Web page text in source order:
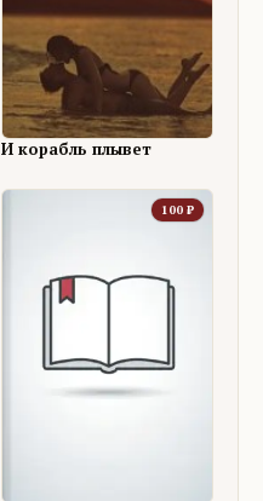
И корабль плывет
100 ₽